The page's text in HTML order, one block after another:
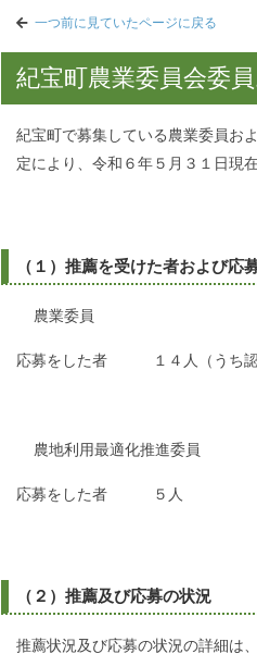
一つ前に見ていたページに戻る
紀宝町農業委員会委
紀宝町で募集している農業委員お
定により、令和６年５月３１日現
（１）推薦を受けた者および応
農業委員
応募をした者 １４人（うち認
農地利用最適化推進委員
応募をした者 ５人
（２）推薦及び応募の状況
推薦状況及び応募の状況の詳細は